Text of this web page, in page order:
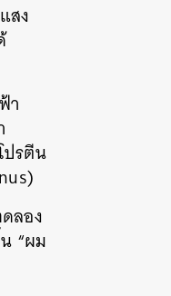
สง
า
ปรตีน
ลอง
“ผม